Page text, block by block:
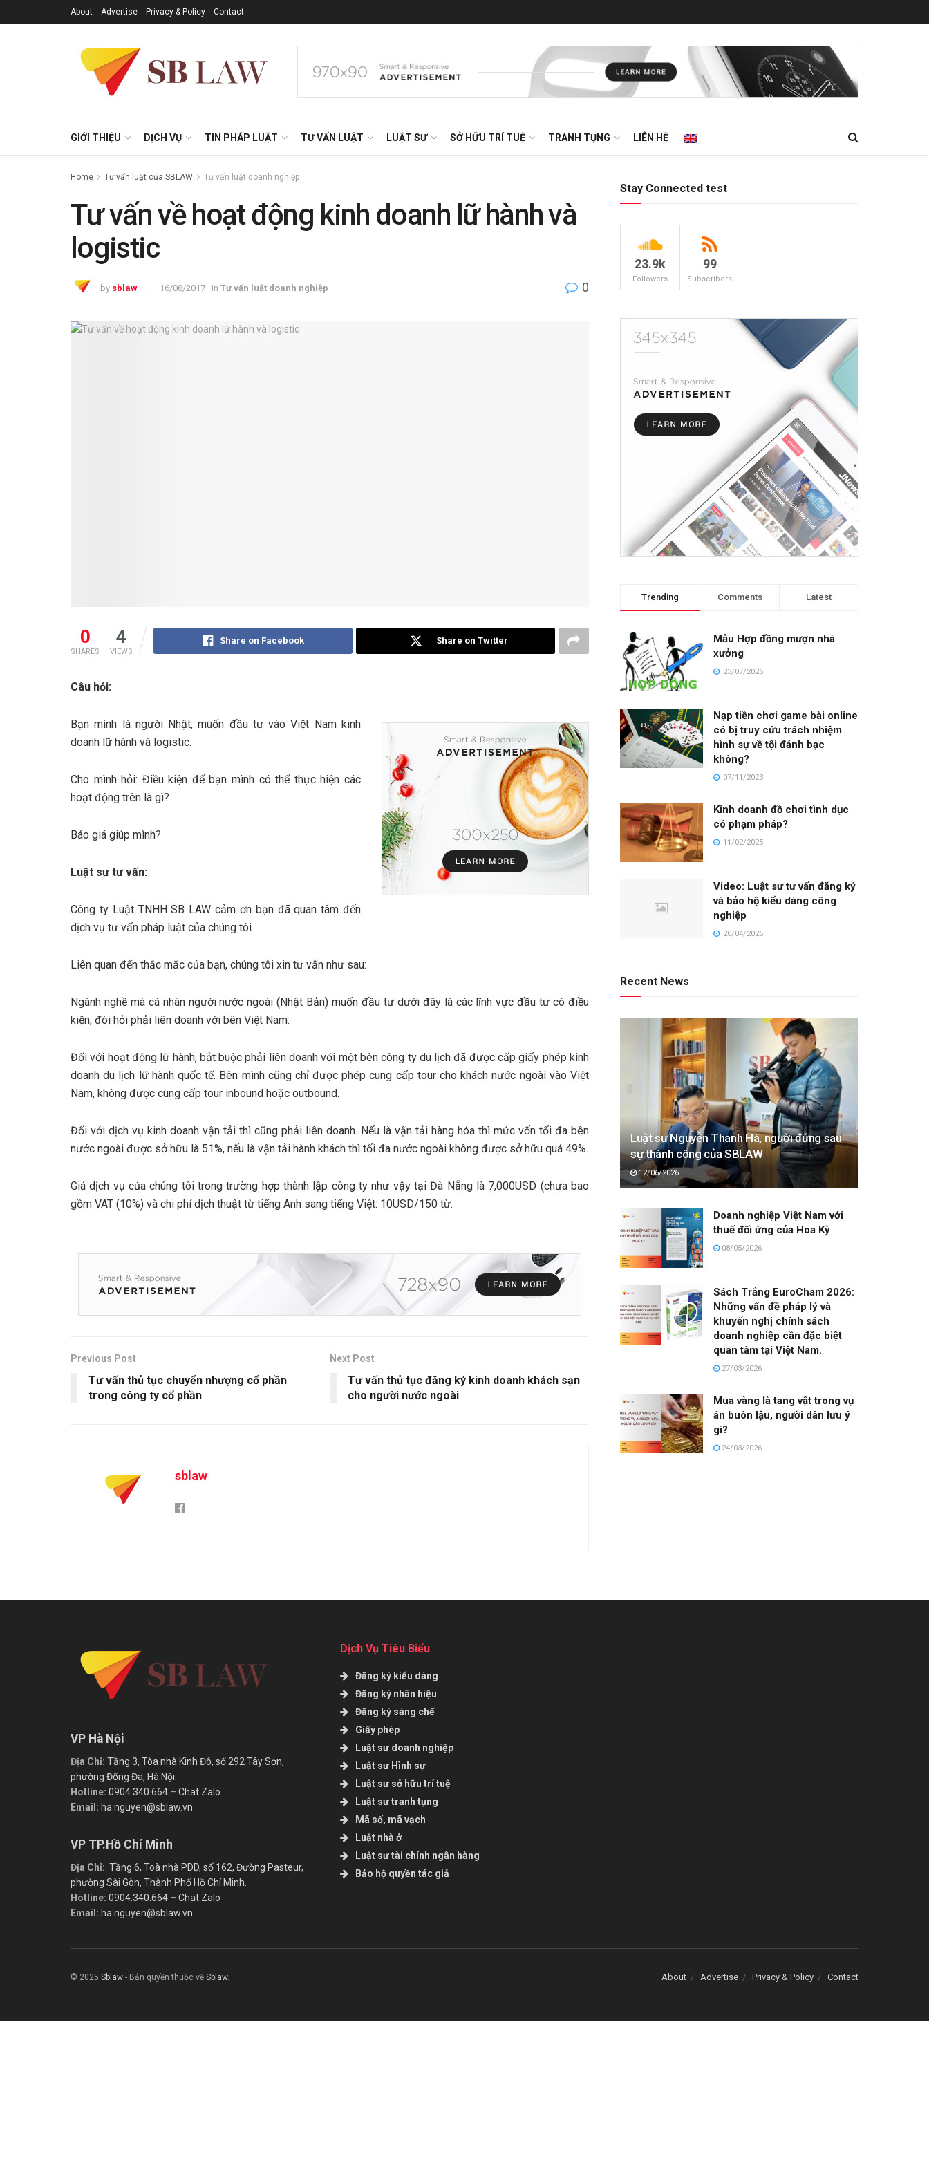
About Advertise Privacy & Policy Contact
GIỚI THIỆU DỊCH VỤ TIN PHÁP LUẬT TƯ VẤN LUẬT LUẬT SƯ SỞ HỮU TRÍ TUỆ TRANH TỤNG LIÊN HỆ
Home Tư vấn luật của SBLAW Tư vấn luật doanh nghiệp
Tư vấn về hoạt động kinh doanh lữ hành và
logistic
by sblaw 16/08/2017 in Tư vấn luật doanh nghiệp 0
0
SHARES
4
VIEWS
Share on Facebook Share on Twitter
Câu hỏi:
Bạn mình là người Nhật, muốn đầu tư vào Việt Nam kinh
doanh lữ hành và logistic.
Cho mình hỏi: Điều kiện để bạn mình có thể thực hiện các
hoạt động trên là gì?
Báo giá giúp mình?
Luật sư tư vấn:
Công ty Luật TNHH SB LAW cảm ơn bạn đã quan tâm đến
dịch vụ tư vấn pháp luật của chúng tôi.
Liên quan đến thắc mắc của bạn, chúng tôi xin tư vấn như sau:
Ngành nghề mà cá nhân người nước ngoài (Nhật Bản) muốn đầu tư dưới đây là các lĩnh vực đầu tư có điều
kiện, đòi hỏi phải liên doanh với bên Việt Nam:
Đối với hoạt động lữ hành, bắt buộc phải liên doanh với một bên công ty du lịch đã được cấp giấy phép kinh
doanh du lịch lữ hành quốc tế. Bên mình cũng chỉ được phép cung cấp tour cho khách nước ngoài vào Việt
Nam, không được cung cấp tour inbound hoặc outbound.
Đối với dịch vụ kinh doanh vận tải thì cũng phải liên doanh. Nếu là vận tải hàng hóa thì mức vốn tối đa bên
nước ngoài được sở hữu là 51%, nếu là vận tải hành khách thì tối đa nước ngoài không được sở hữu quá 49%.
Giá dịch vụ của chúng tôi trong trường hợp thành lập công ty như vậy tại Đà Nẵng là 7,000USD (chưa bao
gồm VAT (10%) và chi phí dịch thuật từ tiếng Anh sang tiếng Việt: 10USD/150 từ.
Previous Post
Tư vấn thủ tục chuyển nhượng cổ phần
trong công ty cổ phần
Next Post
Tư vấn thủ tục đăng ký kinh doanh khách sạn
cho người nước ngoài
sblaw
Stay Connected test
23.9k
Followers
99
Subscribers
Trending Comments Latest
Mẫu Hợp đồng mượn nhà
xưởng
23/07/2026
Nạp tiền chơi game bài online
có bị truy cứu trách nhiệm
hình sự về tội đánh bạc
không?
07/11/2023
Kinh doanh đồ chơi tình dục
có phạm pháp?
11/02/2025
Video: Luật sư tư vấn đăng ký
và bảo hộ kiểu dáng công
nghiệp
20/04/2025
Recent News
Luật sư Nguyễn Thanh Hà, người đứng sau
sự thành công của SBLAW
12/06/2026
Doanh nghiệp Việt Nam với
thuế đối ứng của Hoa Kỳ
08/05/2026
Sách Trắng EuroCham 2026:
Những vấn đề pháp lý và
khuyến nghị chính sách
doanh nghiệp cần đặc biệt
quan tâm tại Việt Nam.
27/03/2026
Mua vàng là tang vật trong vụ
án buôn lậu, người dân lưu ý
gì?
24/03/2026
VP Hà Nội
Địa Chỉ: Tầng 3, Tòa nhà Kinh Đô, số 292 Tây Sơn,
phường Đống Đa, Hà Nội.
Hotline: 0904.340.664 – Chat Zalo
Email: ha.nguyen@sblaw.vn
VP TP.Hồ Chí Minh
Địa Chỉ: Tầng 6, Toà nhà PDD, số 162, Đường Pasteur,
phường Sài Gòn, Thành Phố Hồ Chí Minh.
Hotline: 0904.340.664 – Chat Zalo
Email: ha.nguyen@sblaw.vn
Dịch Vụ Tiêu Biểu
Đăng ký kiểu dáng
Đăng ký nhãn hiệu
Đăng ký sáng chế
Giấy phép
Luật sư doanh nghiệp
Luật sư Hình sự
Luật sư sở hữu trí tuệ
Luật sư tranh tụng
Mã số, mã vạch
Luật nhà ở
Luật sư tài chính ngân hàng
Bảo hộ quyền tác giả
About Advertise Privacy & Policy Contact
© 2025 Sblaw - Bản quyền thuộc về Sblaw.